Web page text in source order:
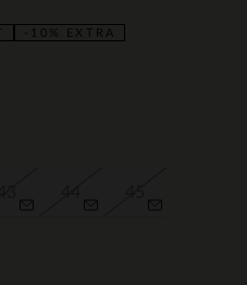
-10% EXTRA